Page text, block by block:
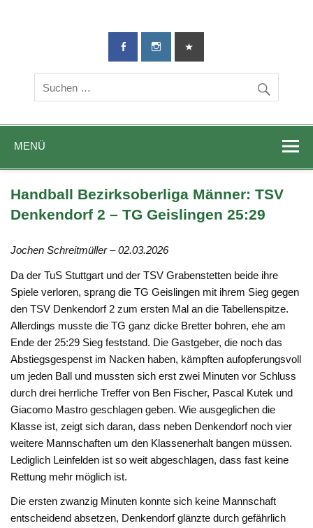
TG-Geislingen
DIE Sportadresse in Geislingen!
MENÜ
Handball Bezirksoberliga Männer: TSV
Denkendorf 2 – TG Geislingen 25:29
Jochen Schreitmüller – 02.03.2026
Da der TuS Stuttgart und der TSV Grabenstetten beide ihre
Spiele verloren, sprang die TG Geislingen mit ihrem Sieg gegen
den TSV Denkendorf 2 zum ersten Mal an die Tabellenspitze.
Allerdings musste die TG ganz dicke Bretter bohren, ehe am
Ende der 25:29 Sieg feststand. Die Gastgeber, die noch das
Abstiegsgespenst im Nacken haben, kämpften aufopferungsvoll
um jeden Ball und mussten sich erst zwei Minuten vor Schluss
durch drei herrliche Treffer von Ben Fischer, Pascal Kutek und
Giacomo Mastro geschlagen geben. Wie ausgeglichen die
Klasse ist, zeigt sich daran, dass neben Denkendorf noch vier
weitere Mannschaften um den Klassenerhalt bangen müssen.
Lediglich Leinfelden ist so weit abgeschlagen, dass fast keine
Rettung mehr möglich ist.
Die ersten zwanzig Minuten konnte sich keine Mannschaft
entscheidend absetzen, Denkendorf glänzte durch gefährlich